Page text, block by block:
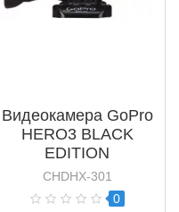
Видеокамера GoPro
HERO3 BLACK
EDITION
CHDHX-301
0